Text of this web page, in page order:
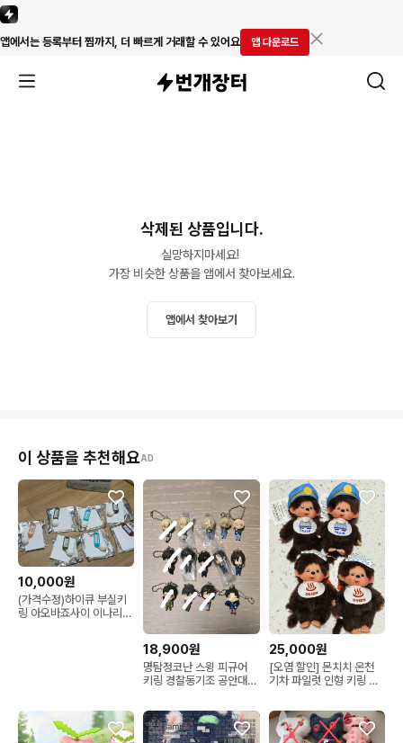
앱에서는 등록부터 찜까지, 더 빠르게 거래할 수 있어요 앱 다운로드
삭제된 상품입니다.
실망하지마세요!
가장 비슷한 상품을 앱에서 찾아보세요.
앱에서 찾아보기
이 상품을 추천해요AD
10,000원
(가격수정)하이큐 부실키
링 아오바죠사이 이나리자
18,900원
명탐정코난 스윙 피규어
키링 경찰동기조 공안대
카자미
25,000원
[오염 할인] 몬치치 온천
기차 파일럿 인형 키링 기